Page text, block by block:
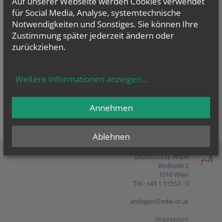
Presse
Shop
ERZDIÖZESE WIEN
Wollzeile 2
1010 Wien
Tel.: +43 1 51552 - 0
anliegen@edw.or.at
Impressum
für Social Media, Analyse, systemtechnische
Notwendigkeiten und Sonstiges. Sie können Ihre
Zustimmung später jederzeit ändern oder
zurückziehen.
Weitere Informationen anzeigen...
Ablehnen
Annehmen